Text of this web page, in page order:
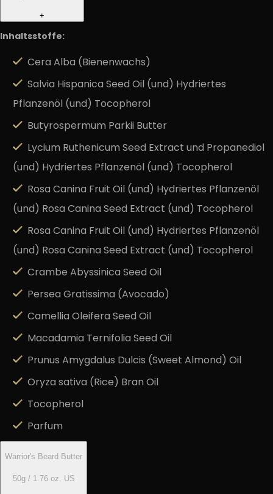
+
Inhaltsstoffe:
Cera Alba (Bienenwachs)
Salvia Hispanica Seed Oil (und) Hydriertes
Pflanzenöl (und) Tocopherol
Butyrospermum Parkii Butter
Lycium Ruthenicum Seed Extract und Propanediol
(und) Hydriertes Pflanzenöl (und) Tocopherol
Rosa Canina Fruit Oil (und) Hydriertes Pflanzenöl
(und) Rosa Canina Seed Extract (und) Tocopherol
Rosa Canina Fruit Oil (und) Hydriertes Pflanzenöl
(und) Rosa Canina Seed Extract (und) Tocopherol
Crambe Abyssinica Seed Oil
Persea Gratissima (Avocado)
Camellia Oleifera Seed Oil
Macadamia Ternifolia Seed Oil
Prunus Amygdalus Dulcis (Sweet Almond) Oil
Oryza sativa (Rice) Bran Oil
Tocopherol
Parfum
Warrior's Beard Butter
50g / 1.76 oz. US